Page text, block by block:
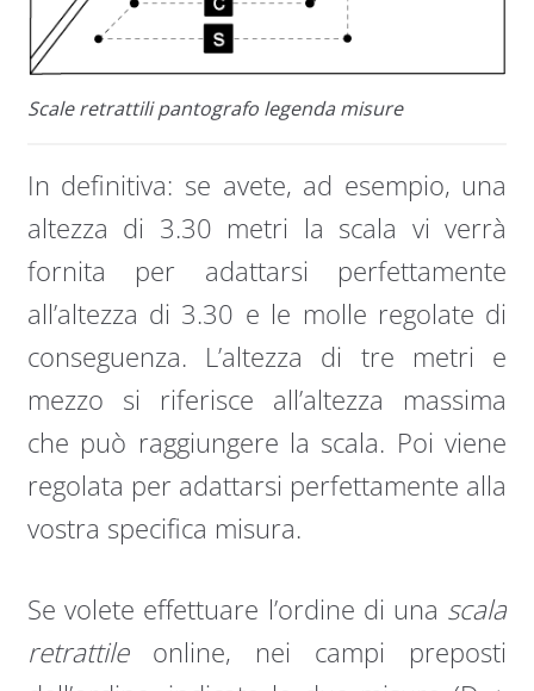
Scale retrattili pantografo legenda misure
In definitiva: se avete, ad esempio, una
altezza di 3.30 metri la scala vi verrà
fornita per adattarsi perfettamente
all’altezza di 3.30 e le molle regolate di
conseguenza. L’altezza di tre metri e
mezzo si riferisce all’altezza massima
che può raggiungere la scala. Poi viene
regolata per adattarsi perfettamente alla
vostra specifica misura.
Se volete effettuare l’ordine di una scala
retrattileonline, nei campi preposti